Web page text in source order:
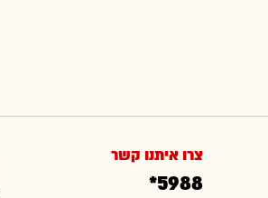
צרו איתנו קשר
*5988